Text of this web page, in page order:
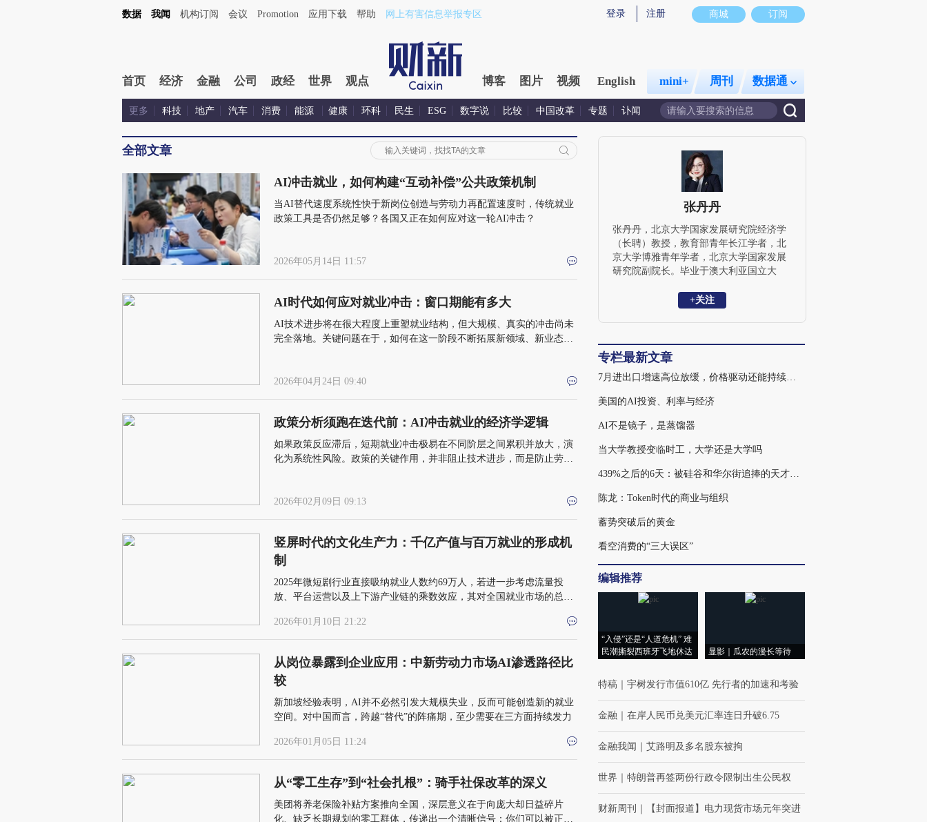
商城 订阅
登录 注册
数据 我闻 机构订阅 会议 Promotion 应用下载 帮助 网上有害信息举报专区
首页 经济 金融 公司 政经 世界 观点 博客 图片 视频 English mini+ 周刊 数据通
更多 科技 地产 汽车 消费 能源 健康 环科 民生 ESG 数字说 比较 中国改革 专题 讣闻
全部文章
AI冲击就业，如何构建“互动补偿”公共政策机制
当AI替代速度系统性快于新岗位创造与劳动力再配置速度时，传统就业
政策工具是否仍然足够？各国又正在如何应对这一轮AI冲击？
2026年05月14日 11:57
AI时代如何应对就业冲击：窗口期能有多大
AI技术进步将在很大程度上重塑就业结构，但大规模、真实的冲击尚未
完全落地。关键问题在于，如何在这一阶段不断拓展新领域、新业态中
2026年04月24日 09:40
政策分析须跑在迭代前：AI冲击就业的经济学逻辑
如果政策反应滞后，短期就业冲击极易在不同阶层之间累积并放大，演
化为系统性风险。政策的关键作用，并非阻止技术进步，而是防止劳动
2026年02月09日 09:13
竖屏时代的文化生产力：千亿产值与百万就业的形成机
制
2025年微短剧行业直接吸纳就业人数约69万人，若进一步考虑流量投
放、平台运营以及上下游产业链的乘数效应，其对全国就业市场的总体
2026年01月10日 21:22
从岗位暴露到企业应用：中新劳动力市场AI渗透路径比
较
新加坡经验表明，AI并不必然引发大规模失业，反而可能创造新的就业
空间。对中国而言，跨越“替代”的阵痛期，至少需要在三方面持续发力
2026年01月05日 11:24
从“零工生存”到“社会扎根”：骑手社保改革的深义
美团将养老保险补贴方案推向全国，深层意义在于向庞大却日益碎片
化、缺乏长期规划的零工群体，传递出一个清晰信号：你们可以被正规
张丹丹
张丹丹，北京大学国家发展研究院经济学
（长聘）教授，教育部青年长江学者，北
京大学博雅青年学者，北京大学国家发展
研究院副院长。毕业于澳大利亚国立大
济学和实验经济学，研究兴趣包括中国城
题、社会变革与性别差异，以及新冠疫情
表在Economic Journal, Nature:Human
《经济研究》、《经济学（季刊）》等国
内外顶级期刊，并主持多项国家自然科学
基金面上项目和国家社会科学基金重点项
目。
+关注
专栏最新文章
7月进出口增速高位放缓，价格驱动还能持续多久
美国的AI投资、利率与经济
AI不是镜子，是蒸馏器
当大学教授变临时工，大学还是大学吗
439%之后的6天：被硅谷和华尔街追捧的天才，为何走入杠杆误区
陈龙：Token时代的商业与组织
蓄势突破后的黄金
看空消费的“三大误区”
编辑推荐
“入侵”还是“人道危机” 难
民潮撕裂西班牙飞地休达
显影｜瓜农的漫长等待
特稿 宇树发行市值610亿 先行者的加速和考验
金融 在岸人民币兑美元汇率连日升破6.75
金融我闻 艾路明及多名股东被拘
世界 特朗普再签两份行政令限制出生公民权
财新周刊 【封面报道】电力现货市场元年突进